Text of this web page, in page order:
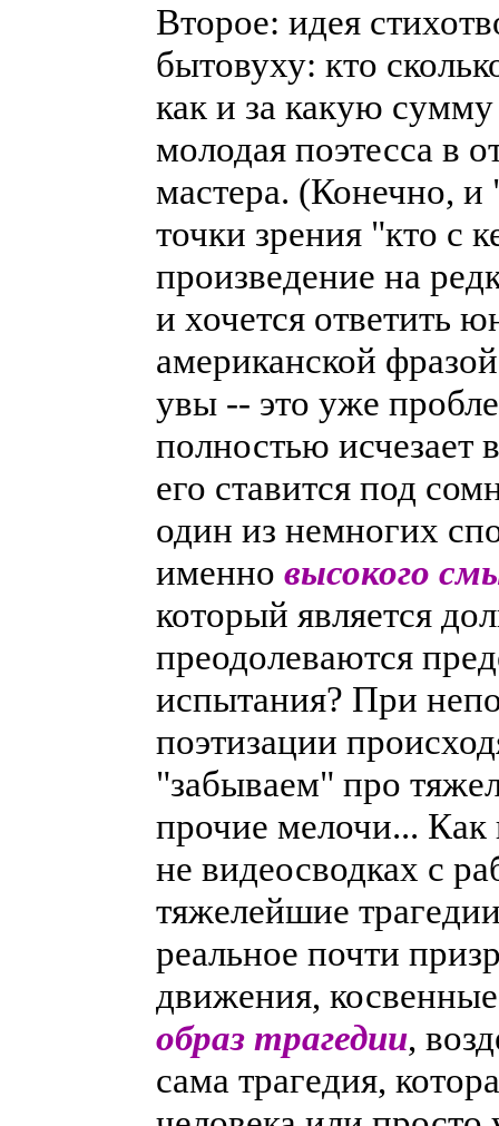
Второе: идея
бытовуху: кто
как и за какую
молодая поэтесса в
мастера. (Конечно,
точки зрения "кто с
произведение на
и хочется ответить
американской
увы -- это уже
полностью
его ставится под
один из немногих
именно высокого
который является
преодолеваются
испытания? При
поэтизации
"забываем" про
прочие мелочи...
не видеосводках с
тяжелейшие
реальное почти
движения,
образ трагедии,
сама трагедия,